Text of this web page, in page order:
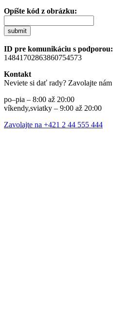
Opíšte kód z obrázku:
submit
ID pre komunikáciu s podporou:
14841702863860754573
Kontakt
Neviete si dať rady? Zavolajte nám
po–pia – 8:00 až 20:00
víkendy,sviatky – 9:00 až 20:00
Zavolajte na +421 2 44 555 444